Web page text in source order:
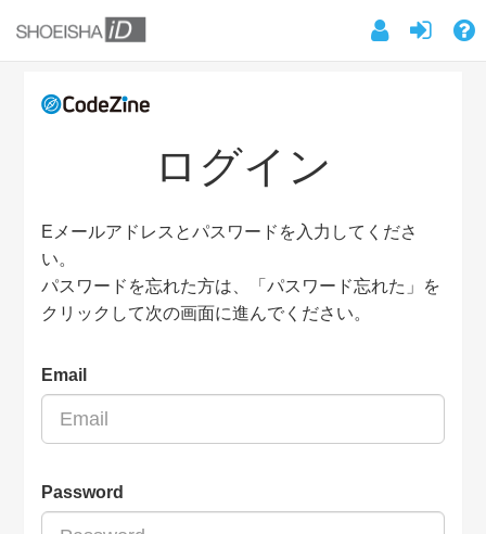
ログイン
Eメールアドレスとパスワードを入力してくださ
い。
パスワードを忘れた方は、「パスワード忘れた」を
クリックして次の画面に進んでください。
Email
Password